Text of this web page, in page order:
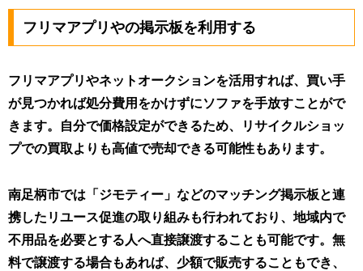
フリマアプリやの掲示板を利用する
フリマアプリやネットオークションを活用すれば、買い手
が見つかれば処分費用をかけずにソファを手放すことがで
きます。自分で価格設定ができるため、リサイクルショッ
プでの買取よりも高値で売却できる可能性もあります。
南足柄市では「ジモティー」などのマッチング掲示板と連
携したリユース促進の取り組みも行われており、地域内で
不用品を必要とする人へ直接譲渡することも可能です。無
料で譲渡する場合もあれば、少額で販売することもでき、